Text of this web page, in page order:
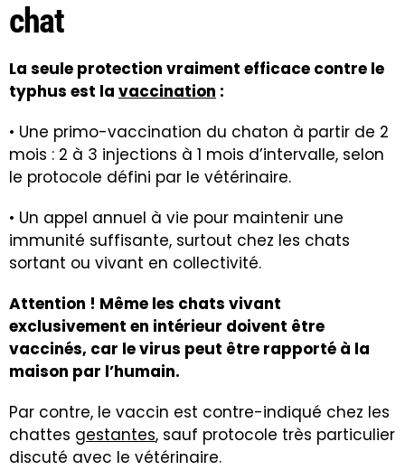
chat
La seule protection vraiment efficace contre le
typhus est la vaccination :
• Une primo-vaccination du chaton à partir de 2
mois : 2 à 3 injections à 1 mois d’intervalle, selon
le protocole défini par le vétérinaire.
• Un appel annuel à vie pour maintenir une
immunité suffisante, surtout chez les chats
sortant ou vivant en collectivité.
Attention ! Même les chats vivant
exclusivement en intérieur doivent être
vaccinés, car le virus peut être rapporté à la
maison par l’humain.
Par contre, le vaccin est contre-indiqué chez les
chattes gestantes, sauf protocole très particulier
discuté avec le vétérinaire.